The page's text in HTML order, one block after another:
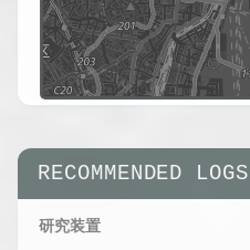
AREA
RADAR
RECOMMENDED LOGS
研究装置
AREA